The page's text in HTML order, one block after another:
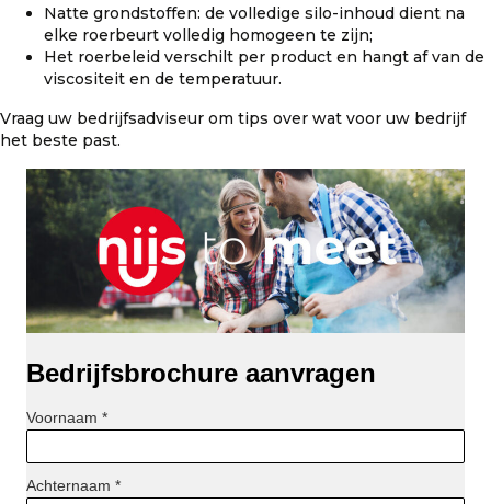
Natte grondstoffen: de volledige silo-inhoud dient na
elke roerbeurt volledig homogeen te zijn;
Het roerbeleid verschilt per product en hangt af van de
viscositeit en de temperatuur.
Vraag uw bedrijfsadviseur om tips over wat voor uw bedrijf
het beste past.